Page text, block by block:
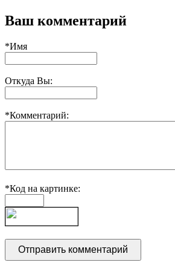
Ваш комментарий
*Имя
Откуда Вы:
*Комментарий:
*Код на картинке: